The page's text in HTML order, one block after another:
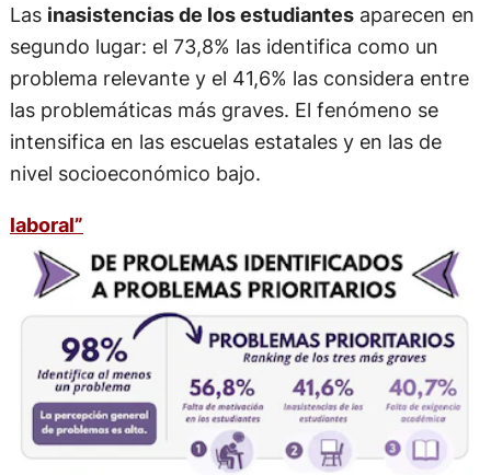
Las inasistencias de los estudiantesaparecen en
segundo lugar: el 73,8% las identifica como un
problema relevante y el 41,6% las considera entre
las problemáticas más graves. El fenómeno se
intensifica en las escuelas estatales y en las de
nivel socioeconómico bajo.
laboral”